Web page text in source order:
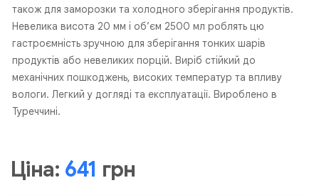
також для заморозки та холодного зберігання продуктів.
Невелика висота 20 мм і об’єм 2500 мл роблять цю
гастроємність зручною для зберігання тонких шарів
продуктів або невеликих порцій. Виріб стійкий до
механічних пошкоджень, високих температур та впливу
вологи. Легкий у догляді та експлуатації. Вироблено в
Туреччині.
Ціна: 641 грн